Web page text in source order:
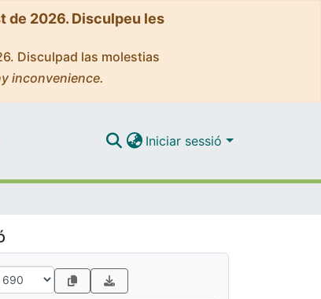
de 2026. Disculpeu les
Disculpad las molestias
inconvenience.
Iniciar sessió